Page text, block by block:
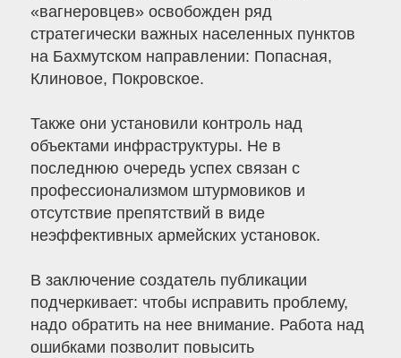
«вагнеровцев» освобожден ряд
стратегически важных населенных пунктов
на Бахмутском направлении: Попасная,
Клиновое, Покровское.
Также они установили контроль над
объектами инфраструктуры. Не в
последнюю очередь успех связан с
профессионализмом штурмовиков и
отсутствие препятствий в виде
неэффективных армейских установок.
В заключение создатель публикации
подчеркивает: чтобы исправить проблему,
надо обратить на нее внимание. Работа над
ошибками позволит повысить